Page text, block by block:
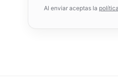
Al enviar aceptas la